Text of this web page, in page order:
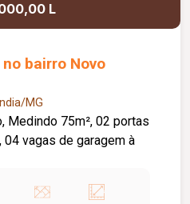
L
MG
Medindo 75m², 02 portas
vagas de garagem à